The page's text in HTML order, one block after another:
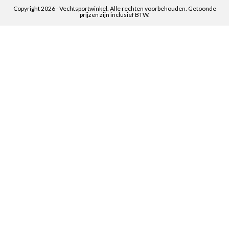
Copyright 2026 - Vechtsportwinkel. Alle rechten voorbehouden. Getoonde
prijzen zijn inclusief BTW.